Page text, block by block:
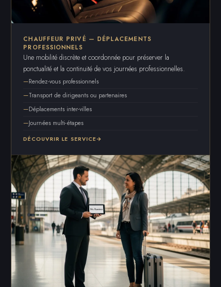
CHAUFFEUR PRIVÉ — DÉPLACEMENTS
PROFESSIONNELS
Une mobilité discrète et coordonnée pour préserver la
ponctualité et la continuité de vos journées professionnelles.
Rendez-vous professionnels
Transport de dirigeants ou partenaires
Déplacements inter-villes
Journées multi-étapes
DÉCOUVRIR LE SERVICE